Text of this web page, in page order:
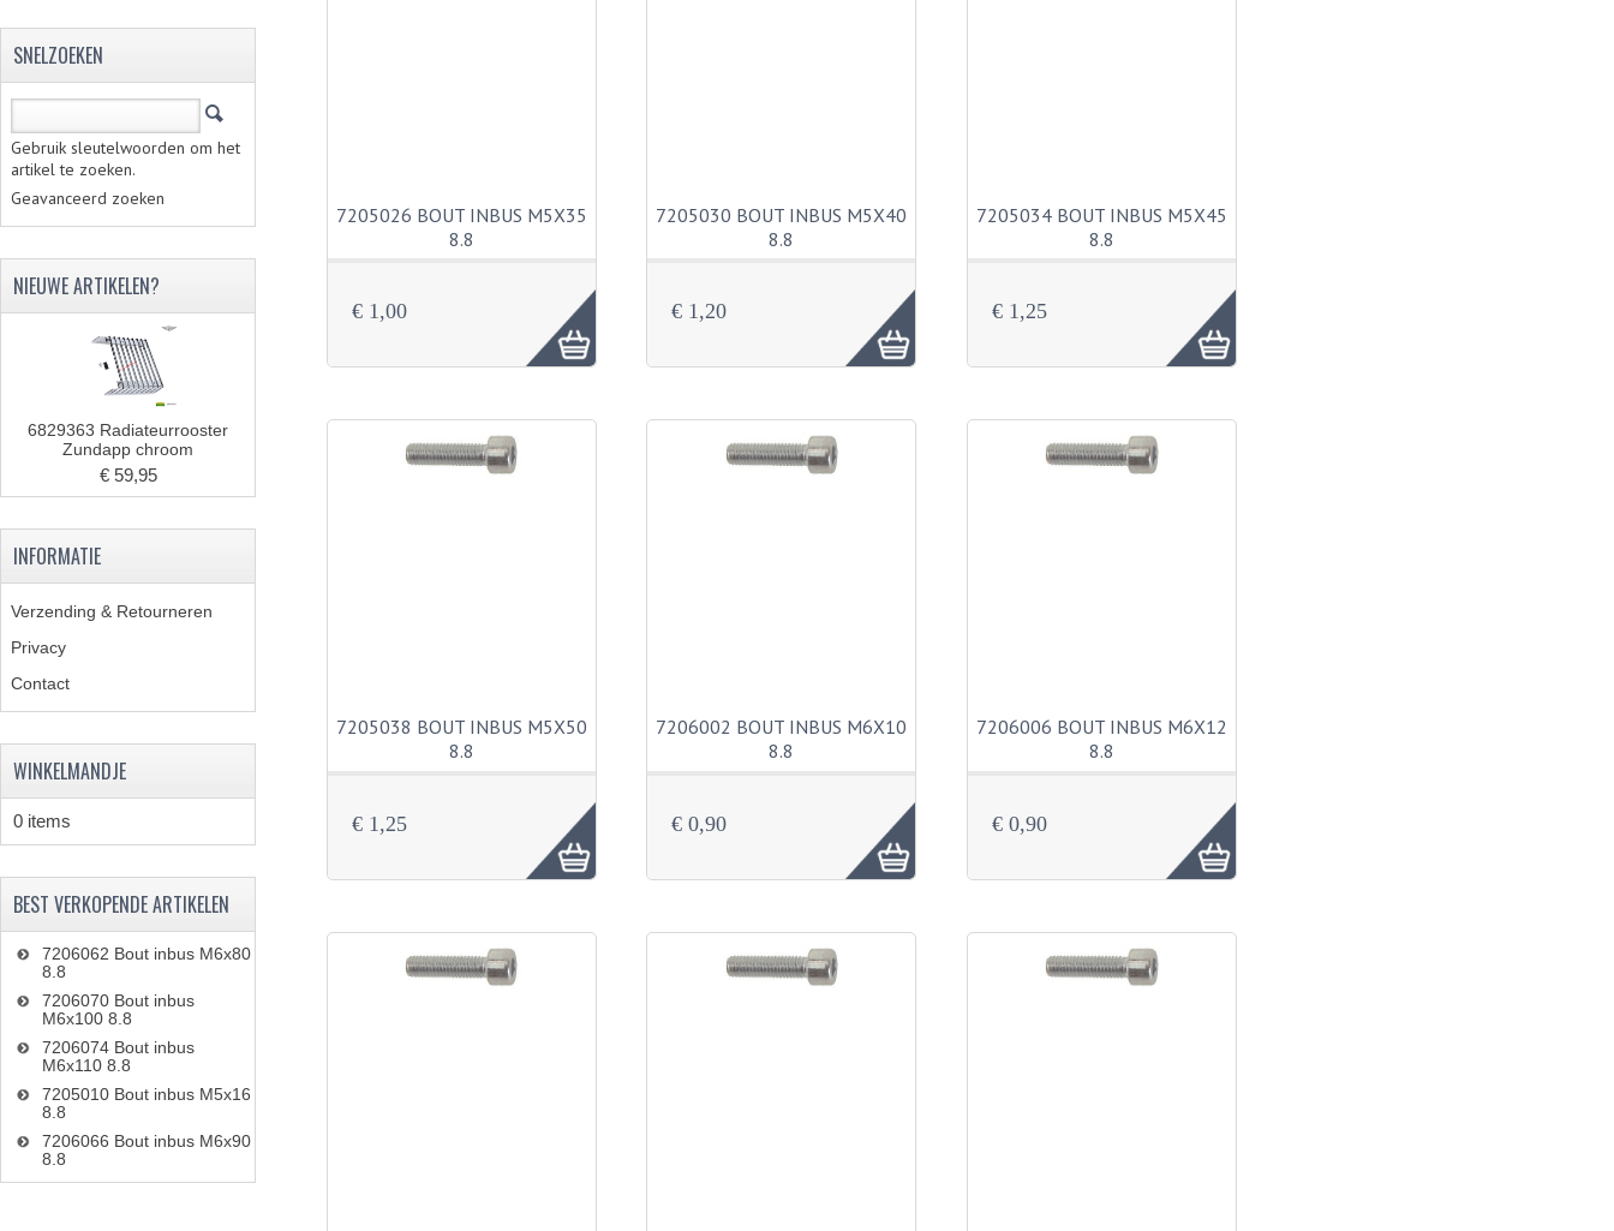
7205026 BOUT INBUS M5X35
8.8
€ 1,00
7205030 BOUT INBUS M5X40
8.8
€ 1,20
7205034 BOUT INBUS M5X45
8.8
€ 1,25
7205038 BOUT INBUS M5X50
8.8
€ 1,25
7206002 BOUT INBUS M6X10
8.8
€ 0,90
7206006 BOUT INBUS M6X12
8.8
€ 0,90
SNELZOEKEN
Gebruik sleutelwoorden om het
artikel te zoeken.
Geavanceerd zoeken
NIEUWE ARTIKELEN?
6829363 Radiateurrooster
Zundapp chroom
€ 59,95
INFORMATIE
Verzending & Retourneren
Privacy
Contact
WINKELMANDJE
0 items
BEST VERKOPENDE ARTIKELEN
7206062 Bout inbus M6x80
8.8
7206070 Bout inbus
M6x100 8.8
7206074 Bout inbus
M6x110 8.8
7205010 Bout inbus M5x16
8.8
7206066 Bout inbus M6x90
8.8